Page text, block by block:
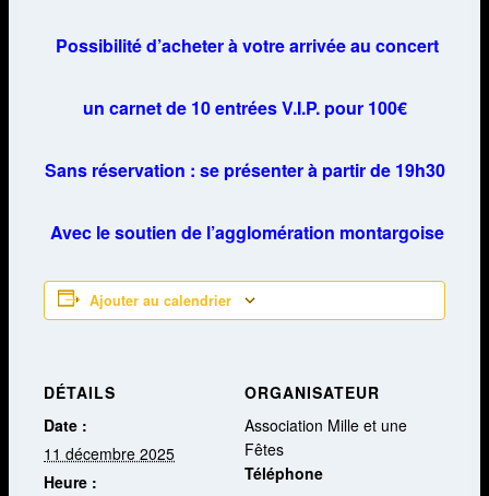
Possibilité d’acheter à votre arrivée au concert
un carnet de 10 entrées V.I.P. pour 100€
Sans réservation : se présenter à partir de 19h30
Avec le soutien de l’agglomération montargoise
Ajouter au calendrier
DÉTAILS
Date :
11 décembre 2025
Heure :
ORGANISATEUR
Association Mille et une
Fêtes
Téléphone